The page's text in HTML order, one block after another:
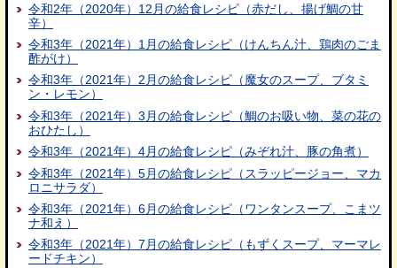
令和2年（2020年）12月の給食レシピ（赤だし、揚げ鯛の甘
辛）
令和3年（2021年）1月の給食レシピ（けんちん汁、鶏肉のごま
酢がけ）
令和3年（2021年）2月の給食レシピ（魔女のスープ、ブタミ
ン・レモン）
令和3年（2021年）3月の給食レシピ（鯛のお吸い物、菜の花の
おひたし）
令和3年（2021年）4月の給食レシピ（みぞれ汁、豚の角煮）
令和3年（2021年）5月の給食レシピ（スラッピージョー、マカ
ロニサラダ）
令和3年（2021年）6月の給食レシピ（ワンタンスープ、こまツ
ナ和え）
令和3年（2021年）7月の給食レシピ（もずくスープ、マーマレ
ードチキン）